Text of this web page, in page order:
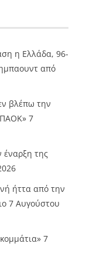
η Ελλάδα, 96-
από
βλέπω την
7
έναρξη της
ήττα από την
7 Αυγούστου
7